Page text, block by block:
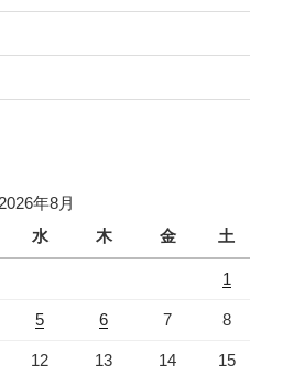
2026年8月
水 木 金 土
1
5 6 7 8
12 13 14 15